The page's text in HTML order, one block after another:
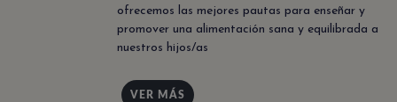
ofrecemos las mejores pautas para enseñar y
promover una alimentación sana y equilibrada a
nuestros hijos/as
VER MÁS